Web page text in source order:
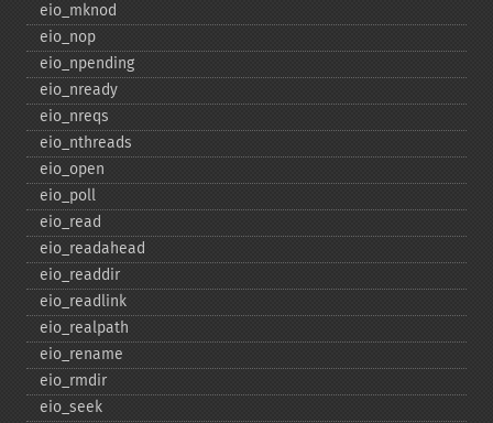
eio_​mknod
eio_​nop
eio_​npending
eio_​nready
eio_​nreqs
eio_​nthreads
eio_​open
eio_​poll
eio_​read
eio_​readahead
eio_​readdir
eio_​readlink
eio_​realpath
eio_​rename
eio_​rmdir
eio_​seek